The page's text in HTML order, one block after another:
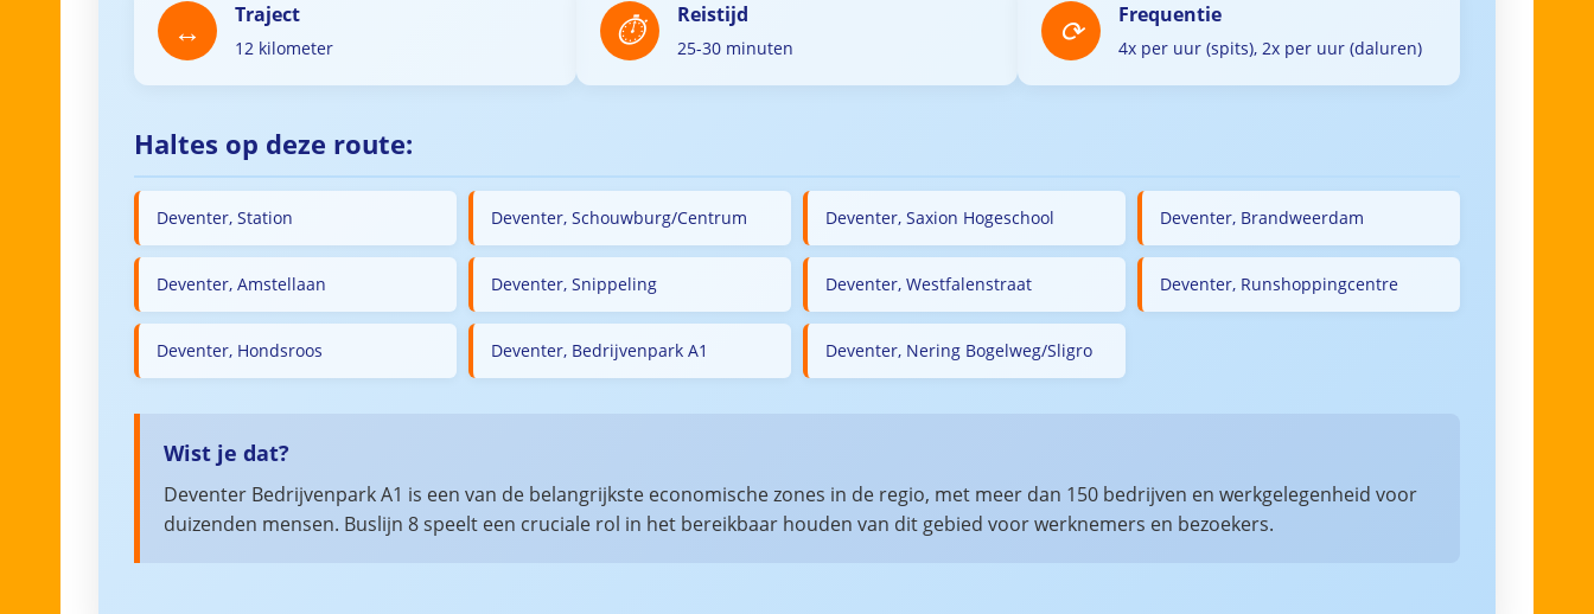
Traject
12 kilometer
Reistijd
25-30 minuten
Frequentie
4x per uur (spits), 2x per uur (daluren)
Haltes op deze route:
Deventer, Station Deventer, Schouwburg/Centrum Deventer, Saxion Hogeschool Deventer, Brandweerdam
Deventer, Amstellaan Deventer, Snippeling Deventer, Westfalenstraat Deventer, Runshoppingcentre
Deventer, Hondsroos Deventer, Bedrijvenpark A1 Deventer, Nering Bogelweg/Sligro
Wist je dat?
Deventer Bedrijvenpark A1 is een van de belangrijkste economische zones in de regio, met meer dan 150 bedrijven en werkgelegenheid voor
duizenden mensen. Buslijn 8 speelt een cruciale rol in het bereikbaar houden van dit gebied voor werknemers en bezoekers.